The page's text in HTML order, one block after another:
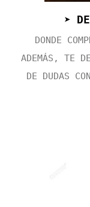
➤
DONDE
ADEMÁS, TE
DE DUDAS